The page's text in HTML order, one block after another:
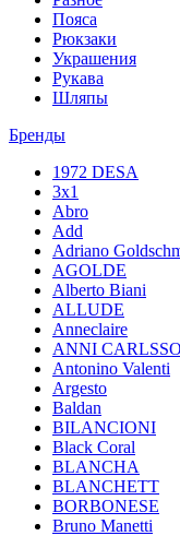
Пояса
Рюкзаки
Украшения
Рукава
Шляпы
Бренды
1972 DESA
3x1
Abro
Add
Adriano
AGOLDE
Alberto Biani
ALLUDE
Anneclaire
ANNI
Antonino Valenti
Argesto
Baldan
BILANCIONI
Black Coral
BLANCHA
BLANCHETT
BORBONESE
Bruno Manetti